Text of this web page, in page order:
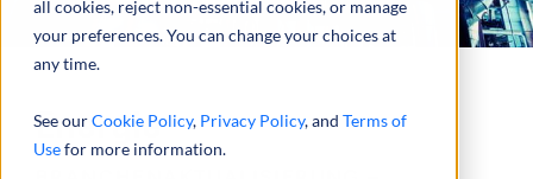
all cookies, reject non-essential cookies, or manage
your preferences. You can change your choices at
any time.
See ourCookie Policy, Privacy Policy, and Terms of
Usefor more information.
Energie